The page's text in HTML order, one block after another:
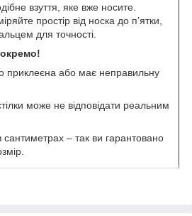
взуття, яке вже носите.
простір від носка до п’ятки,
для точності.
окремо!
приклеєна або має неправильну
може не відповідати реальним
– так ви гарантовано